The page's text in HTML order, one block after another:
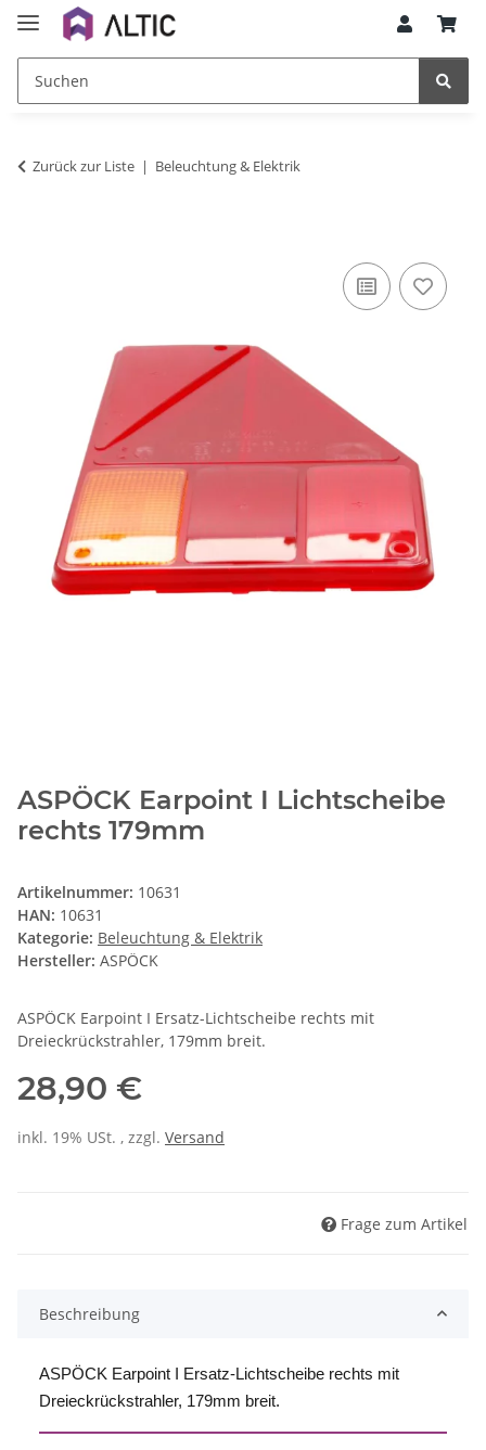
Zurück zur Liste Beleuchtung & Elektrik
ASPÖCK Earpoint I Lichtscheibe
rechts 179mm
Artikelnummer: 10631
HAN: 10631
Kategorie: Beleuchtung & Elektrik
Hersteller: ASPÖCK
ASPÖCK Earpoint I Ersatz-Lichtscheibe rechts mit
Dreieckrückstrahler, 179mm breit.
28,90 €
inkl. 19% USt. , zzgl. Versand
Frage zum Artikel
Beschreibung
ASPÖCK Earpoint I Ersatz-Lichtscheibe rechts mit
Dreieckrückstrahler, 179mm breit.